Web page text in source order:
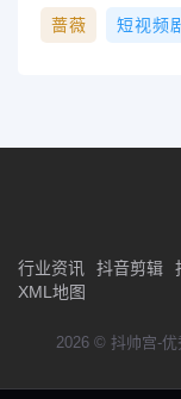
蔷薇 短视频
行业资讯 抖音剪辑
XML地图
2026 © 抖帅宫-